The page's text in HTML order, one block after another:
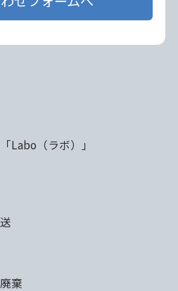
Labo（ラボ）」
棄